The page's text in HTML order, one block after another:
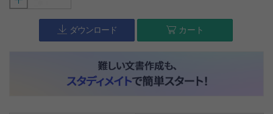
ダウンロード カート